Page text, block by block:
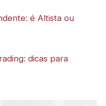
é Altista ou
dicas para